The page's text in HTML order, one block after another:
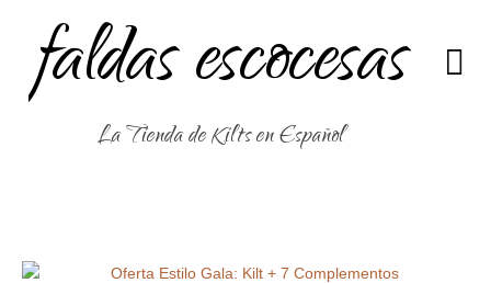
faldas escocesas
La Tienda de Kilts en Español